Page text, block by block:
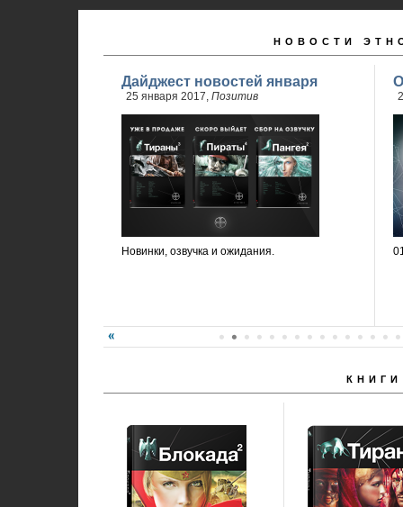
НОВОСТИ
Дайджест новостей января
25 января 2017, Позитив
Новинки, озвучка и ожидания.
КНИГИ